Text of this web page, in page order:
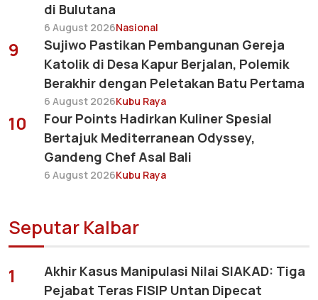
di Bulutana
6 August 2026Nasional
9
Sujiwo Pastikan Pembangunan Gereja
Katolik di Desa Kapur Berjalan, Polemik
Berakhir dengan Peletakan Batu Pertama
6 August 2026Kubu Raya
10
Four Points Hadirkan Kuliner Spesial
Bertajuk Mediterranean Odyssey,
Gandeng Chef Asal Bali
6 August 2026Kubu Raya
Seputar Kalbar
1
Akhir Kasus Manipulasi Nilai SIAKAD: Tiga
Pejabat Teras FISIP Untan Dipecat